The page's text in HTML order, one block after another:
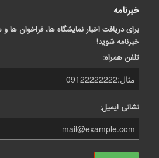
خبرنامه
برای دریافت اخبار نمایشگاه ها، فراخوان ها
خبرنامه شوید!
تلفن همراه:
نشانی ایمیل: